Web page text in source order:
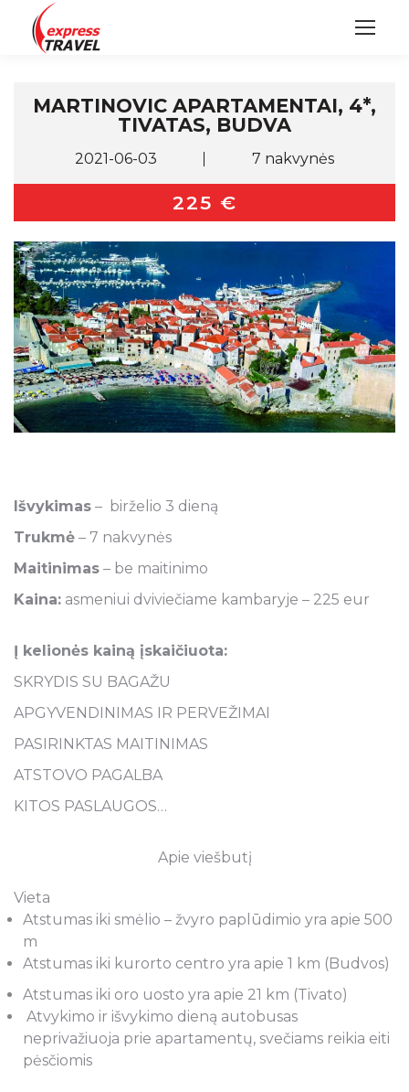
MARTINOVIC APARTAMENTAI, 4*,
TIVATAS, BUDVA
2021-06-03 7 nakvynės
225 €
Išvykimas – birželio 3 dieną
Trukmė – 7 nakvynės
Maitinimas – be maitinimo
Kaina: asmeniui dviviečiame kambaryje – 225 eur
Į kelionės kainą įskaičiuota:
SKRYDIS SU BAGAŽU
APGYVENDINIMAS IR PERVEŽIMAI
PASIRINKTAS MAITINIMAS
ATSTOVO PAGALBA
KITOS PASLAUGOS…
Apie viešbutį
Vieta
Atstumas iki smėlio – žvyro paplūdimio yra apie 500
m
Atstumas iki kurorto centro yra apie 1 km (Budvos)
Atstumas iki oro uosto yra apie 21 km (Tivato)
Atvykimo ir išvykimo dieną autobusas
neprivažiuoja prie apartamentų, svečiams reikia eiti
pėsčiomis